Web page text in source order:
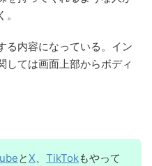
る内容になっている。イン
しては画面上部からボディ
とX、 TikTokもやって